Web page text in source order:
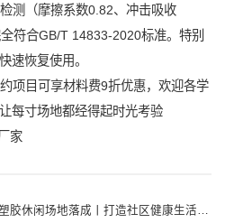
测（摩擦系数0.82、冲击吸收
符合GB/T 14833-2020标准。特别
速恢复使用。
项目可享材料费9折优惠，欢迎各学
每寸场地都经得起时光考验
家
新旭体育丨EPDM彩色塑胶休闲场地落成丨打造社区健康生活新地标